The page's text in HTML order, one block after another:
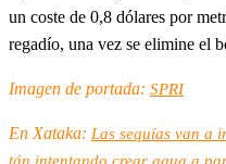
un coste de 0,8 dólares por
regadío, una vez se elimine el
Imagen de portada: SPRI
En Xataka: Las sequías van a